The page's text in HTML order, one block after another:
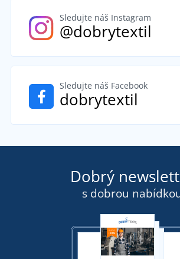
Sledujte náš Instagram
@dobrytextil
Sledujte náš Facebook
dobrytextil
Dobrý
s dobrou